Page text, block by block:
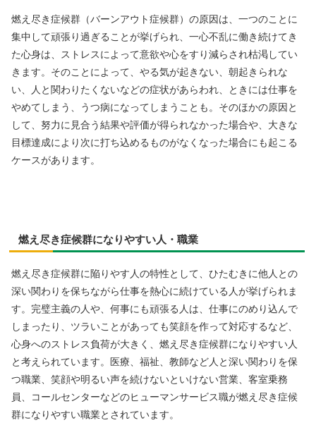
燃え尽き症候群（バーンアウト症候群）の原因は、一つのことに
集中して頑張り過ぎることが挙げられ、一心不乱に働き続けてき
た心身は、ストレスによって意欲や心をすり減らされ枯渇してい
きます。そのことによって、やる気が起きない、朝起きられな
い、人と関わりたくないなどの症状があらわれ、ときには仕事を
やめてしまう、うつ病になってしまうことも。そのほかの原因と
して、努力に見合う結果や評価が得られなかった場合や、大きな
目標達成により次に打ち込めるものがなくなった場合にも起こる
ケースがあります。
燃え尽き症候群になりやすい人・職業
燃え尽き症候群に陥りやす人の特性として、ひたむきに他人との
深い関わりを保ちながら仕事を熱心に続けている人が挙げられま
す。完璧主義の人や、何事にも頑張る人は、仕事にのめり込んで
しまったり、ツラいことがあっても笑顔を作って対応するなど、
心身へのストレス負荷が大きく、燃え尽き症候群になりやすい人
と考えられています。医療、福祉、教師など人と深い関わりを保
つ職業、笑顔や明るい声を続けないといけない営業、客室乗務
員、コールセンターなどのヒューマンサービス職が燃え尽き症候
群になりやすい職業とされています。